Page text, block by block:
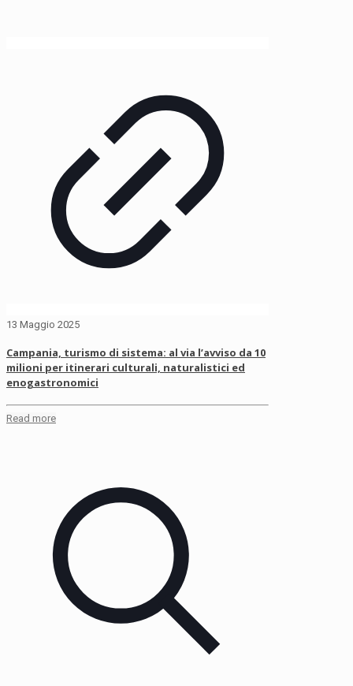
13 Maggio 2025
Campania, turismo di sistema: al via l’avviso da 10
milioni per itinerari culturali, naturalistici ed
enogastronomici
Read more